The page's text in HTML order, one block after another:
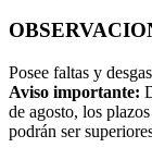
Posee faltas y
Aviso importante:
de agosto, los
podrán ser